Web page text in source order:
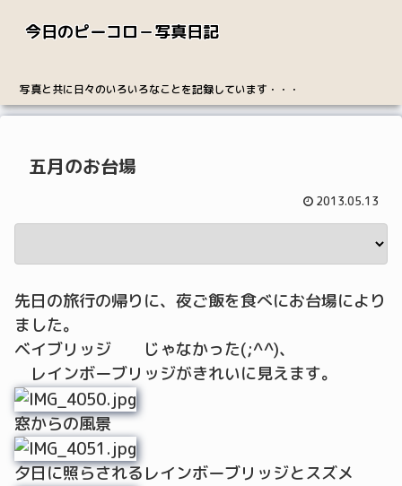
今日のピーコロ－写真日記
写真と共に日々のいろいろなことを記録しています・・・
五月のお台場
2013.05.13
先日の旅行の帰りに、夜ご飯を食べにお台場により
ました。
ベイブリッジ じゃなかった(;^^)、
レインボーブリッジがきれいに見えます。
窓からの風景
夕日に照らされるレインボーブリッジとスズメ